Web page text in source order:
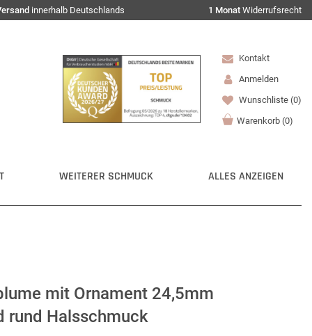
innerhalb Deutschlands 1 Monat Widerrufsrecht
Kontakt
Anmelden
Wunschliste (0)
Warenkorb (0)
WEITERER SCHMUCK ALLES ANZEIGEN
mit Ornament 24,5mm
rund Halsschmuck